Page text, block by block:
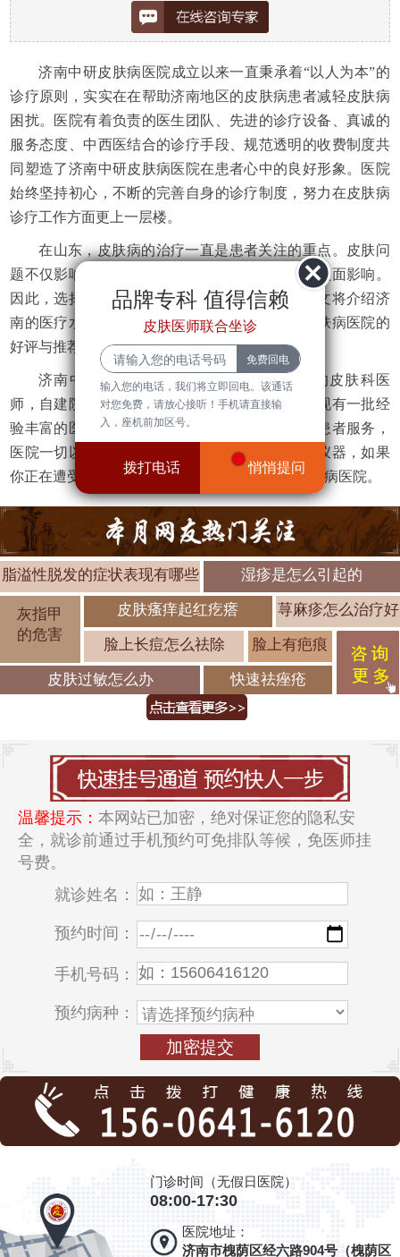
济南中研皮肤病医院成立以来一直秉承着“以人为本”的
诊疗原则，实实在在帮助济南地区的皮肤病患者减轻皮肤病
困扰。医院有着负责的医生团队、先进的诊疗设备、真诚的
服务态度、中西医结合的诊疗手段、规范透明的收费制度共
同塑造了济南中研皮肤病医院在患者心中的良好形象。医院
始终坚持初心，不断的完善自身的诊疗制度，努力在皮肤病
诊疗工作方面更上一层楼。
在山东，皮肤病的治疗一直是患者关注的重点。皮肤问
题不仅影响外观，还可能对患者的心理健康造成负面影响。
因此，选择一家专业的皮肤病医院至关重要。本文将介绍济
南的医疗水平、皮肤问题的常识以及济南中研皮肤病医院的
好评与推荐。皮肤...
济南中研皮肤病医院有一批临床经验丰富的皮肤科医
师，自建院以来就专注于各类皮肤疑难病，医院现有一批经
验丰富的医师团队长期坐诊，兢兢业业为皮肤病患者服务，
医院一切以患者为中心，不断引进先进的疗法和仪器，如果
你正在遭受皮肤病的困扰，不如选择济南中研皮肤病医院。
脂溢性脱发的症状表现有哪些 湿疹是怎么引起的
灰指甲
的危害
皮肤瘙痒起红疙瘩 荨麻疹怎么治疗好
脸上长痘怎么祛除 脸上有疤痕
皮肤过敏怎么办 快速祛痤疮
温馨提示：本网站已加密，绝对保证您的隐私安
全，就诊前通过手机预约可免排队等候，免医师挂
号费。
就诊姓名：
预约时间：
手机号码：
预约病种：
门诊时间（无假日医院）
08:00-17:30
医院地址：
济南市槐荫区经六路904号（槐荫区
品牌专科 值得信赖
皮肤医师联合坐诊
输入您的电话，我们将立即回电。该通话
对您免费，请放心接听！手机请直接输
入，座机前加区号。
拨打电话 悄悄提问